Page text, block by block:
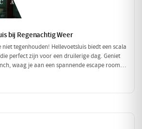
bij Regenachtig Weer
niet tegenhouden! Hellevoetsluis biedt een scala
perfect zijn voor een druilerige dag. Geniet
waag je aan een spannende escape room